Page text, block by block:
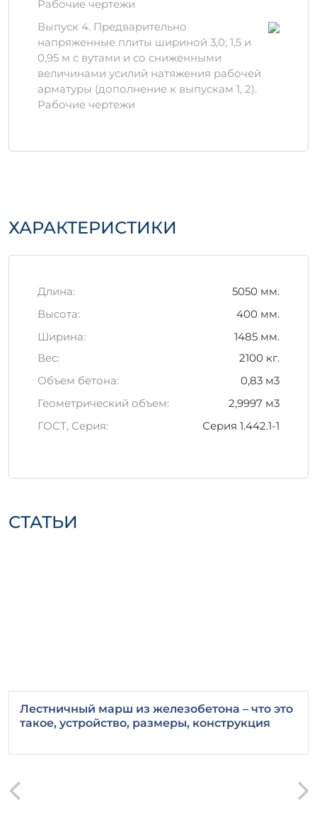
прочности бетона.
Преимущества
Высокая устойчивость к агрессивным
средам.
Долговечность и надежность в
эксплуатации.
важно соблюдать следующие
месте, чтобы предотвратить потери
Изделия должны быть уложены на
ровной поверхности, с
нагрузки.
При транспортировке избегать резких
ударов и ускорений, чтобы
предотвратить повреждения.
Железобетонное изделие 1П 4-6 АтVскт п —
Рабочие чертежи
Выпуск 4. Предварительно
напряженные плиты шириной 3,0; 1,5 и
0,95 м с вутами и со сниженными
величинами усилий натяжения рабочей
арматуры (дополнение к выпускам 1, 2).
Рабочие чертежи
ХАРАКТЕРИСТИКИ
Длина:
5050 мм.
Высота:
400 мм.
Ширина:
1485 мм.
Вес:
2100 кг.
Объем бетона:
0,83 м3
Геометрический объем:
2,9997 м3
ГОСТ, Серия:
Серия 1.442.1-1
СТАТЬИ
Лестничный марш из железобетона – что это
такое, устройство, размеры, конструкция